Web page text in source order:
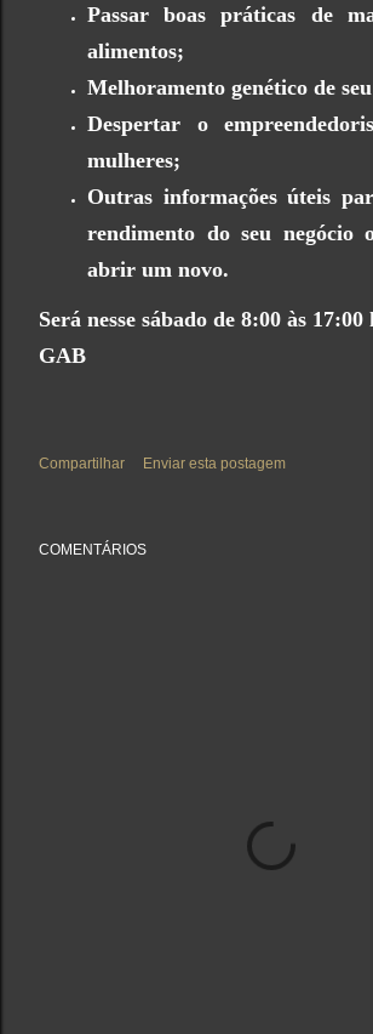
Passar boas práticas de
alimentos;
Melhoramento genético de
Despertar o
mulheres;
Outras informações úteis
rendimento do seu negócio
abrir um novo.
Será nesse sábado de 8:00 às
GAB
Compartilhar Enviar esta postagem
COMENTÁRIOS